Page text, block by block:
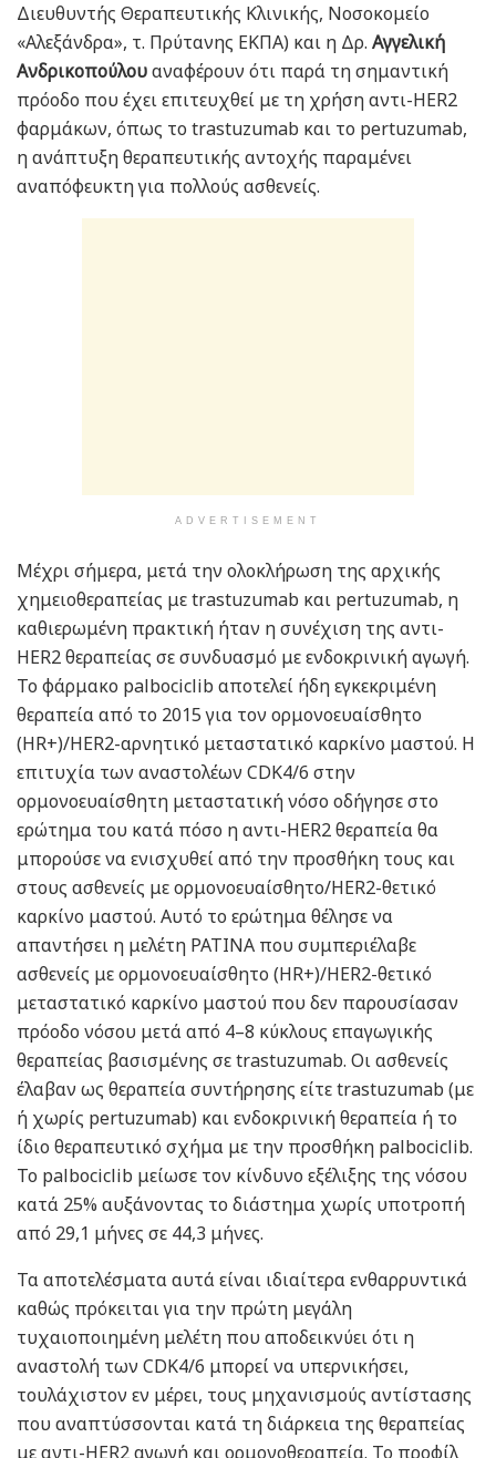
Διευθυντής Θεραπευτικής Κλινικής, Νοσοκομείο
«Αλεξάνδρα», τ. Πρύτανης ΕΚΠΑ) και η Δρ. Αγγελική
Ανδρικοπούλουαναφέρουν ότι παρά τη σημαντική
πρόοδο που έχει επιτευχθεί με τη χρήση αντι-HER2
φαρμάκων, όπως το trastuzumab και το pertuzumab,
η ανάπτυξη θεραπευτικής αντοχής παραμένει
αναπόφευκτη για πολλούς ασθενείς.
ADVERTISEMENT
Μέχρι σήμερα, μετά την ολοκλήρωση της αρχικής
χημειοθεραπείας με trastuzumab και pertuzumab, η
καθιερωμένη πρακτική ήταν η συνέχιση της αντι-
HER2 θεραπείας σε συνδυασμό με ενδοκρινική αγωγή.
Το φάρμακο palbociclib αποτελεί ήδη εγκεκριμένη
θεραπεία από το 2015 για τον ορμονοευαίσθητο
(HR+)/HER2-αρνητικό μεταστατικό καρκίνο μαστού. Η
επιτυχία των αναστολέων CDK4/6 στην
ορμονοευαίσθητη μεταστατική νόσο οδήγησε στο
ερώτημα του κατά πόσο η αντι-HER2 θεραπεία θα
μπορούσε να ενισχυθεί από την προσθήκη τους και
στους ασθενείς με ορμονοευαίσθητο/HER2-θετικό
καρκίνο μαστού. Αυτό το ερώτημα θέλησε να
απαντήσει η μελέτη PATINA που συμπεριέλαβε
ασθενείς με ορμονοευαίσθητο (HR+)/HER2-θετικό
μεταστατικό καρκίνο μαστού που δεν παρουσίασαν
πρόοδο νόσου μετά από 4–8 κύκλους επαγωγικής
θεραπείας βασισμένης σε trastuzumab. Οι ασθενείς
έλαβαν ως θεραπεία συντήρησης είτε trastuzumab (με
ή χωρίς pertuzumab) και ενδοκρινική θεραπεία ή το
ίδιο θεραπευτικό σχήμα με την προσθήκη palbociclib.
Το palbociclib μείωσε τον κίνδυνο εξέλιξης της νόσου
κατά 25% αυξάνοντας το διάστημα χωρίς υποτροπή
από 29,1 μήνες σε 44,3 μήνες.
Τα αποτελέσματα αυτά είναι ιδιαίτερα ενθαρρυντικά
καθώς πρόκειται για την πρώτη μεγάλη
τυχαιοποιημένη μελέτη που αποδεικνύει ότι η
αναστολή των CDK4/6 μπορεί να υπερνικήσει,
τουλάχιστον εν μέρει, τους μηχανισμούς αντίστασης
που αναπτύσσονται κατά τη διάρκεια της θεραπείας
με αντι-HER2 αγωγή και ορμονοθεραπεία. Το προφίλ